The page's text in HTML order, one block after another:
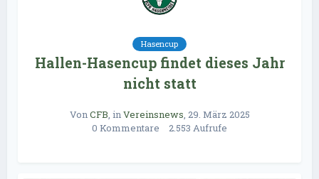
Hasencup
Hallen-Hasencup findet dieses Jahr
nicht statt
VonCFB, inVereinsnews, 29. März 2025
0 Kommentare
2.553 Aufrufe